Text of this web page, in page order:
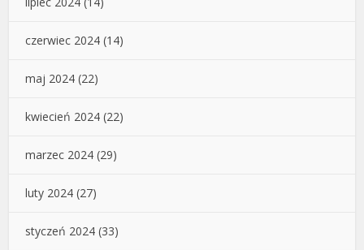
czerwiec 2024 (14)
maj 2024 (22)
kwiecień 2024 (22)
marzec 2024 (29)
luty 2024 (27)
styczeń 2024 (33)